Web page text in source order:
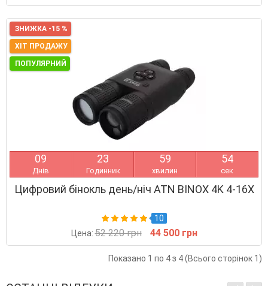
ЗНИЖКА -15 %
ХІТ ПРОДАЖУ
ПОПУЛЯРНИЙ
09
Днів
23
Годинник
59
хвилин
54
сек
Цифровий бінокль день/ніч ATN BINOX 4K 4-16X
10
Цена:52 220 грн 44 500 грн
Показано 1 по 4 з 4 (Всього сторінок 1)